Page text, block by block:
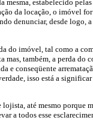
estabelecido
da locação, o imóvel
denunciar, desde logo,
do imóvel, tal como a
também, a perda do
e conseqüente
verdade, isso está a
até mesmo
a todos esse